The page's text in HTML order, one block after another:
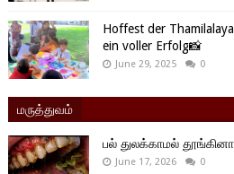
Hoffest der
ein voller Erfolg📸
June 29, 2025 0
மருத்துவம்
பல் துலக்காமல்
June 17, 2026 0